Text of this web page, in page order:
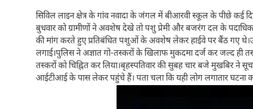
सिविल लाइन क्षेत्र के गांव नवादा के जंगल में बीआरवी स्कूल के पीछे कई
बुधवार को ग्रामीणों ने अवशेष देखे तो पशु प्रेमी और बजरंग दल के
की मांग करते हुए प्रतिबंधित पशुओं के अवशेष लेकर हाईवे पर बैंठ गए
लगाई।पुलिस ने अज्ञात गो-तस्करों के खिलाफ मुकदमा दर्ज कर जल्द ही
तस्करों को चिह्नित कर लिया।बृहस्पतिवार की सुबह चार बजे मुखबिर
आईटीआई के पास लेकर पहुंचे हैं। पता चला कि यही लोग लगातार घटना